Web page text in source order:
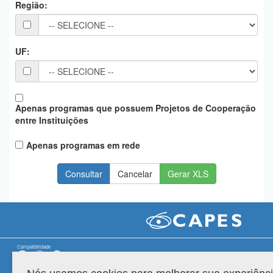
PlanaltoRegião:
UF:
Apenas programas que possuem Projetos de Cooperação
entre Instituições
Apenas programas em rede
Gerar XLS
Compatibilidade
Versão do sistema: 3.88.9 Copyright 2022 Capes. Todos os direitos reservados.